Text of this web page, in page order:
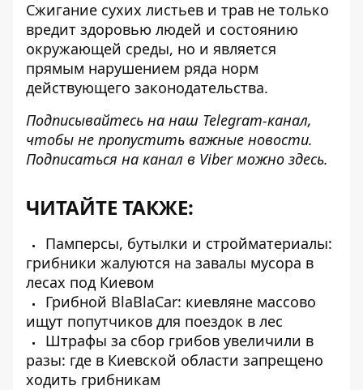
Сжигание сухих листьев и трав не только
вредит здоровью людей и состоянию
окружающей среды, но и является
прямым нарушением ряда норм
действующего законодательства.
Подписывайтесь на наш Telegram-канал,
чтобы не пропустить важные новости.
Подписаться на канал в Viber можно здесь.
ЧИТАЙТЕ ТАКЖЕ:
Памперсы, бутылки и стройматериалы:
грибники жалуются на завалы мусора в
лесах под Киевом
Грибной BlaBlaCar: киевляне массово
ищут попутчиков для поездок в лес
Штрафы за сбор грибов увеличили в
разы: где в Киевской области запрещено
ходить грибникам